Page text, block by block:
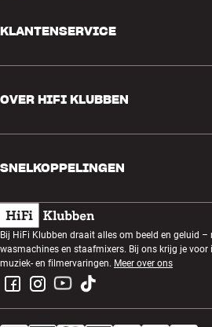
KLANTENSERVICE
Ruilen en retourneren
Bestelling herroepen
Algemene voorwaarden
Privacybeleid
OVER HIFI KLUBBEN
Klantenclub
Luisteravond
Prijsvragen
Werken bij HiFi Klubben
SNELKOPPELINGEN
Cadeaubonnen
Bouwen met geluid
Montage en installatie
Bij HiFi Klubben draait alles om beeld en geluid –
wasmachines en staafmixers. Bij ons krijg je voor
muziek- en filmervaringen. Meer over ons